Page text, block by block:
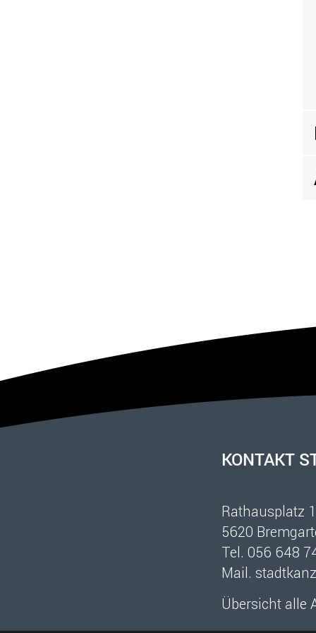
Fusszeile
KONTAKT
Rathausplatz 1
5620
Tel. 056 648
Mail.
Übersicht alle